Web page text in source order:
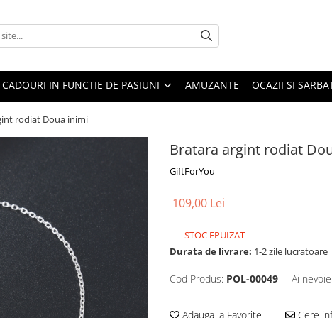
CADOURI IN FUNCTIE DE PASIUNI AMUZANTE OCAZII SI
rodiat Doua inimi
Bratara argint rodiat
GiftForYou
109,00 Lei
STOC EPUIZAT
Durata de livrare: 1-2 zile lucratoare
Cod Produs: POL-00049 Ai
Adauga la Favorite Cere